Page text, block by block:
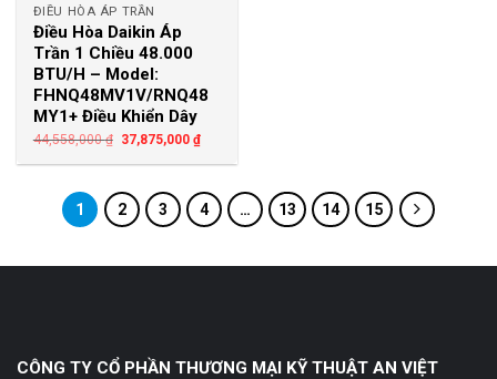
ĐIỀU HÒA ÁP TRẦN
Điều Hòa Daikin Áp
Trần 1 Chiều 48.000
BTU/H – Model:
FHNQ48MV1V/RNQ48
MY1+ Điều Khiển Dây
44,558,000₫ 37,875,000₫
1 2 3 4 … 13 14 15
CÔNG TY CỔ PHẦN THƯƠNG MẠI KỸ THUẬT AN VIỆT